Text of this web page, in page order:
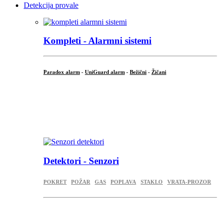
Detekcija provale
Kompleti - Alarmni sistemi
Paradox alarm - UniGuard alarm - Bežični - Žičani
Detektori - Senzori
POKRET POŽAR GAS POPLAVA STAKLO VRATA-PROZOR